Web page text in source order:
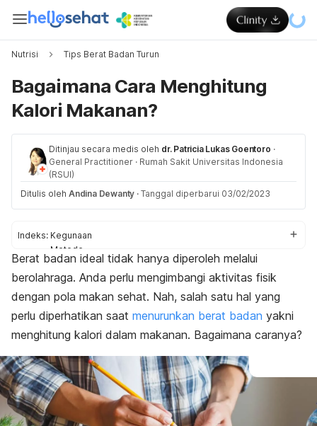
Nutrisi Tips Berat Badan Turun
Bagaimana Cara Menghitung
Kalori Makanan?
Ditinjau secara medis oleh dr. Patricia Lukas Goentoro ·
General Practitioner · Rumah Sakit Universitas Indonesia
(RSUI)
Ditulis oleh Andina Dewanty · Tanggal diperbarui 03/02/2023
Indeks: Kegunaan
Metode
Tips
Berat badan ideal tidak hanya diperoleh melalui
berolahraga. Anda perlu mengimbangi aktivitas fisik
dengan pola makan sehat. Nah, salah satu hal yang
perlu diperhatikan saat menurunkan berat badan yakni
menghitung kalori dalam makanan. Bagaimana caranya?